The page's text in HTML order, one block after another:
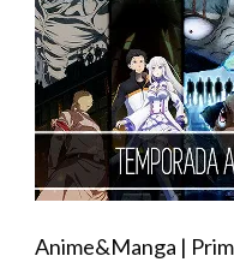
Anime&Manga |